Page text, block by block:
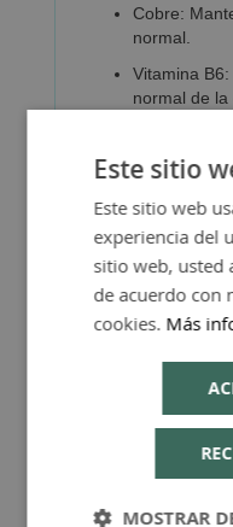
Cobre:
normal.
Vitamina
normal de la
Contribuye
contra el
Más
Consejos de
Este sitio
Este sitio web
experiencia del
sitio web, usted
de acuerdo con
cookies. Más
MOSTRAR